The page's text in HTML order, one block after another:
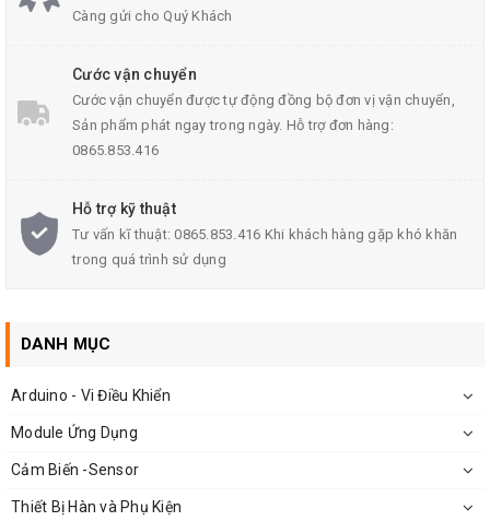
Đường kính trong 5.1mm
Đường kình ngoài 9 mm
Màu: Trắng
Cách sử dụng: Bóc vỏ của dây điện, sau đó chèn vào ống,
kẹp sử dụng để sửa chữa chúng
Càng gửi cho Quý Khách
Cước vận chuyển
Cước vận chuyển được tự động đồng bộ đơn vị vận chuyển,
Sản phẩm phát ngay trong ngày. Hỗ trợ đơn hàng:
0865.853.416
Hỗ trợ kỹ thuật
Tư vấn kĩ thuật: 0865.853.416 Khi khách hàng gặp khó khăn
trong quá trình sử dụng
DANH MỤC
Arduino - Vi Điều Khiển
Module Ứng Dụng
Cảm Biến -Sensor
Thiết Bị Hàn và Phụ Kiện